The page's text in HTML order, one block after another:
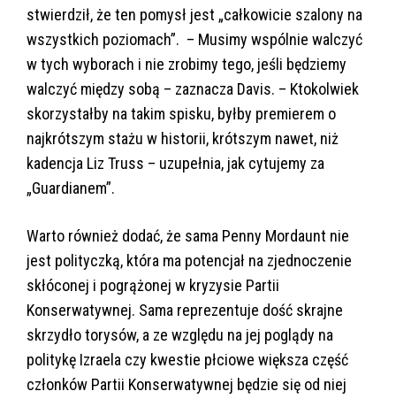
stwierdził, że ten pomysł jest „całkowicie szalony na
wszystkich poziomach”. – Musimy wspólnie walczyć
w tych wyborach i nie zrobimy tego, jeśli będziemy
walczyć między sobą – zaznacza Davis. – Ktokolwiek
skorzystałby na takim spisku, byłby premierem o
najkrótszym stażu w historii, krótszym nawet, niż
kadencja Liz Truss – uzupełnia, jak cytujemy za
„Guardianem”.
Warto również dodać, że sama Penny Mordaunt nie
jest polityczką, która ma potencjał na zjednoczenie
skłóconej i pogrążonej w kryzysie Partii
Konserwatywnej. Sama reprezentuje dość skrajne
skrzydło torysów, a ze względu na jej poglądy na
politykę Izraela czy kwestie płciowe większa część
członków Partii Konserwatywnej będzie się od niej